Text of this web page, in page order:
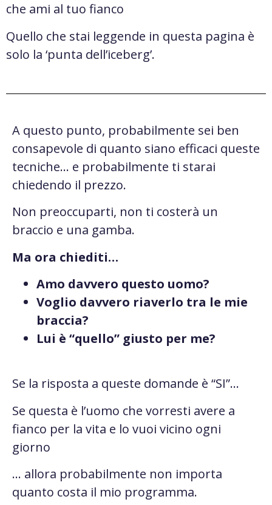
che ami al tuo fianco
Quello che stai leggende in questa pagina è
solo la ‘punta dell’iceberg’.
A questo punto, probabilmente sei ben
consapevole di quanto siano efficaci queste
tecniche… e probabilmente ti starai
chiedendo il prezzo.
Non preoccuparti, non ti costerà un
braccio e una gamba.
Ma ora chiediti…
Amo davvero questo uomo?
Voglio davvero riaverlo tra le mie
braccia?
Lui è “quello” giusto per me?
Se la risposta a queste domande è “SI”…
Se questa è l’uomo che vorresti avere a
fianco per la vita e lo vuoi vicino ogni
giorno
… allora probabilmente non importa
quanto costa il mio programma.